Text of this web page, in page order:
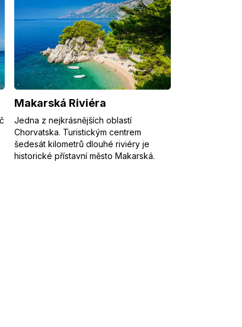
Makarská Riviéra
Jedna z nejkrásnějších oblastí
Chorvatska. Turistickým centrem
šedesát kilometrů dlouhé riviéry je
historické přístavní město Makarská.